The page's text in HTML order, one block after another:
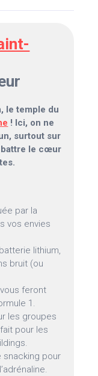
le temple du
! Ici, on ne
surtout sur
battre le cœur
par la
vos envies
lithium,
bruit (ou
feront
1.
les groupes
pour les
snacking pour